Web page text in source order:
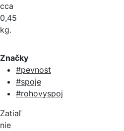
cca
0,45
kg.
Značky
#pevnost
#spoje
#rohovyspoj
Zatiaľ
nie